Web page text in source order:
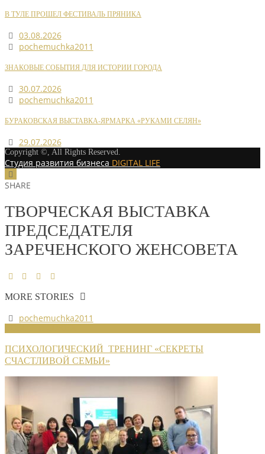
В ТУЛЕ ПРОШЕЛ ФЕСТИВАЛЬ ПРЯНИКА
03.08.2026
pochemuchka2011
ЗНАКОВЫЕ СОБЫТИЯ ДЛЯ ИСТОРИИ ГОРОДА
30.07.2026
pochemuchka2011
БУРАКОВСКАЯ ВЫСТАВКА-ЯРМАРКА «РУКАМИ СЕЛЯН»
29.07.2026
Copyright ©, All Rights Reserved.
Студия развития бизнеса DIGITAL LIFE
SHARE
ТВОРЧЕСКАЯ ВЫСТАВКА
ПРЕДСЕДАТЕЛЯ
ЗАРЕЧЕНСКОГО ЖЕНСОВЕТА
MORE STORIES
pochemuchka2011
ПСИХОЛОГИЧЕСКИЙ ТРЕНИНГ «СЕКРЕТЫ
СЧАСТЛИВОЙ СЕМЬИ»